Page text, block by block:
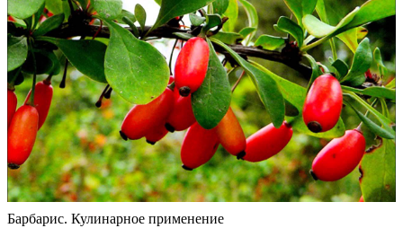
Барбарис. Кулинарное применение